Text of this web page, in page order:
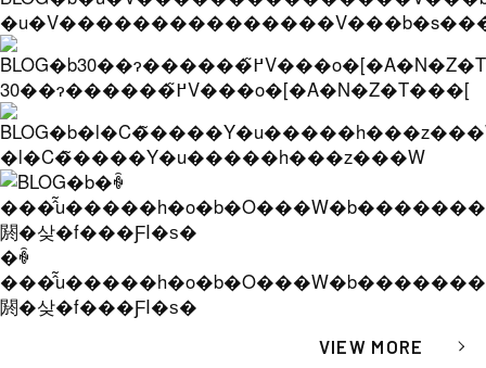
30��ɂ������߂̃V���o�[�A�N�Z�T���[
�l�C�̃����Y�u�����h���z���W
�ꐶ
閼�샂�f���ƑI�ѕ�
VIEW MORE